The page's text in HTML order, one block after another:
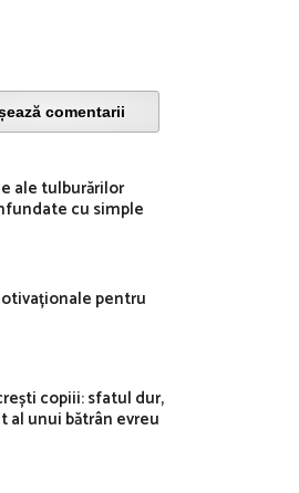
comentarii
ale tulburărilor
cu simple
pentru
copiii: sfatul dur,
al unui bătrân evreu